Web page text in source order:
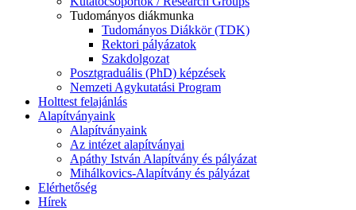
Tudományos diákmunka
Tudományos Diákkör (TDK)
Rektori pályázatok
Szakdolgozat
Posztgraduális (PhD) képzések
Nemzeti Agykutatási Program
Holttest felajánlás
Alapítványaink
Alapítványaink
Az intézet alapítványai
Apáthy István Alapítvány és pályázat
Mihálkovics-Alapítvány és pályázat
Elérhetőség
Hírek